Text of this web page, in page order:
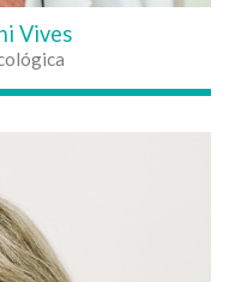
Vives